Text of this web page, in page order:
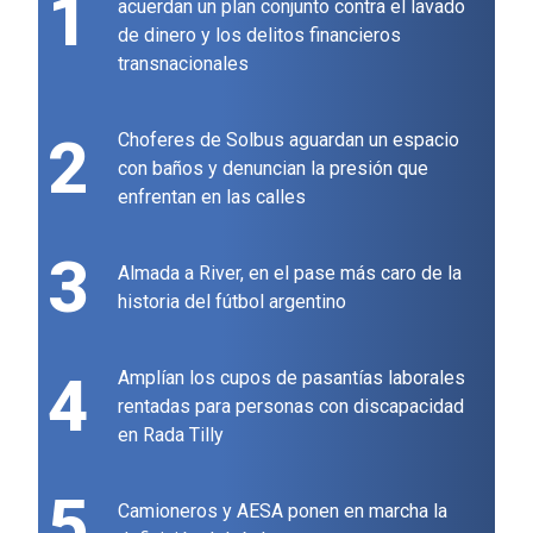
1
acuerdan un plan conjunto contra el lavado
de dinero y los delitos financieros
transnacionales
2
Choferes de Solbus aguardan un espacio
con baños y denuncian la presión que
enfrentan en las calles
3
Almada a River, en el pase más caro de la
historia del fútbol argentino
4
Amplían los cupos de pasantías laborales
rentadas para personas con discapacidad
en Rada Tilly
Camioneros y AESA ponen en marcha la